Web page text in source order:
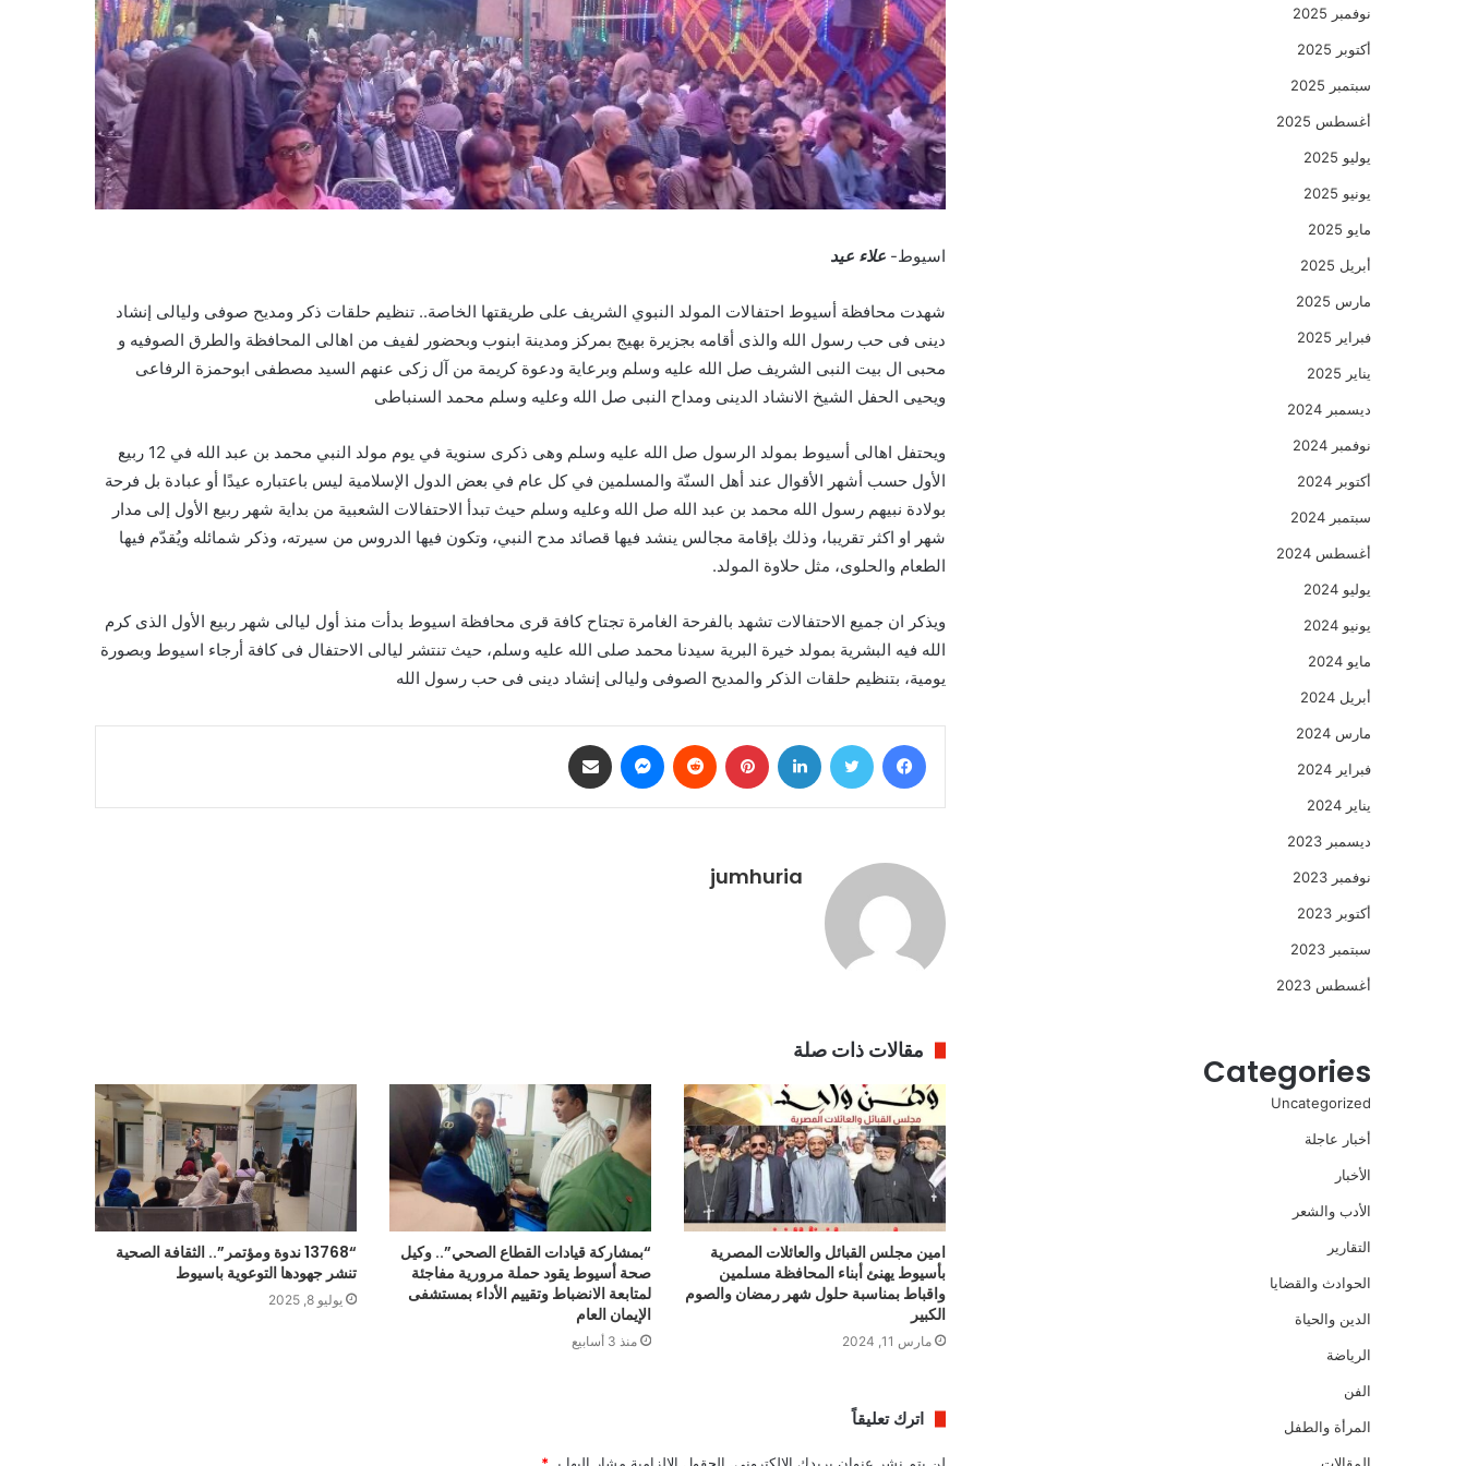
اسيوط- علاء عيد
شهدت محافظة أسيوط احتفالات المولد النبوي الشريف على طريقتها الخاصة.. تنظيم حلقات ذكر ومديح صوفى وليالى إنشاد
دينى فى حب رسول الله والذى أقامه بجزيرة بهيج بمركز ومدينة ابنوب وبحضور لفيف من اهالى المحافظة والطرق الصوفيه و
محبى ال بيت النبى الشريف صل الله عليه وسلم وبرعاية ودعوة كريمة من آل زكى عنهم السيد مصطفى ابوحمزة الرفاعى
ويحيى الحفل الشيخ الانشاد الدينى ومداح النبى صل الله وعليه وسلم محمد السنباطى
ويحتفل اهالى أسيوط بمولد الرسول صل الله عليه وسلم وهى ذكرى سنوية في يوم مولد النبي محمد بن عبد الله في 12 ربيع
الأول حسب أشهر الأقوال عند أهل السنّة والمسلمين في كل عام في بعض الدول الإسلامية ليس باعتباره عيدًا أو عبادة بل فرحة
بولادة نبيهم رسول الله محمد بن عبد الله صل الله وعليه وسلم حيث تبدأ الاحتفالات الشعبية من بداية شهر ربيع الأول إلى مدار
شهر او اكثر تقريبا، وذلك بإقامة مجالس ينشد فيها قصائد مدح النبي، وتكون فيها الدروس من سيرته، وذكر شمائله ويُقدّم فيها
الطعام والحلوى، مثل حلاوة المولد.
ويذكر ان جميع الاحتفالات تشهد بالفرحة الغامرة تجتاح كافة قرى محافظة اسيوط بدأت منذ أول ليالى شهر ربيع الأول الذى كرم
الله فيه البشرية بمولد خيرة البرية سيدنا محمد صلى الله عليه وسلم، حيث تنتشر ليالى الاحتفال فى كافة أرجاء اسيوط وبصورة
يومية، بتنظيم حلقات الذكر والمديح الصوفى وليالى إنشاد دينى فى حب رسول الله
فيسبوك تويتر لينكدإن بينتيريست ماسنجر
jumhuria
مقالات ذات صلة
امين مجلس القبائل والعائلات المصرية
بأسيوط يهنئ أبناء المحافظة مسلمين
واقباط بمناسبة حلول شهر رمضان والصوم
الكبير
مارس 11, 2024
“بمشاركة قيادات القطاع الصحي”.. وكيل
صحة أسيوط يقود حملة مرورية مفاجئة
لمتابعة الانضباط وتقييم الأداء بمستشفى
الإيمان العام
منذ 3 أسابيع
“13768 ندوة ومؤتمر”.. الثقافة الصحية
تنشر جهودها التوعوية باسيوط
يوليو 8, 2025
اترك تعليقاً
نوفمبر 2025
أكتوبر 2025
سبتمبر 2025
أغسطس 2025
يوليو 2025
يونيو 2025
مايو 2025
أبريل 2025
مارس 2025
فبراير 2025
يناير 2025
ديسمبر 2024
نوفمبر 2024
أكتوبر 2024
سبتمبر 2024
أغسطس 2024
يوليو 2024
يونيو 2024
مايو 2024
أبريل 2024
مارس 2024
فبراير 2024
يناير 2024
ديسمبر 2023
نوفمبر 2023
أكتوبر 2023
سبتمبر 2023
أغسطس 2023
Categories
Uncategorized
أخبار عاجلة
الأخبار
الأدب والشعر
التقارير
الحوادث والقضايا
الدين والحياة
الرياضة
الفن
المرأة والطفل